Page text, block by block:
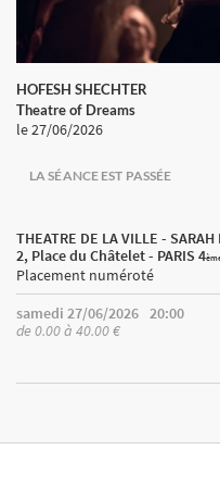
HOFESH SHECHTER
Theatre of Dreams
le 27/06/2026
LA SÉANCE EST PASSÉE
THEATRE DE LA VILLE - SARAH
2, Place du Châtelet - PARIS 4
Placement numéroté
samedi 27/06/2026 20:00
de 0.00 à 40.00 €